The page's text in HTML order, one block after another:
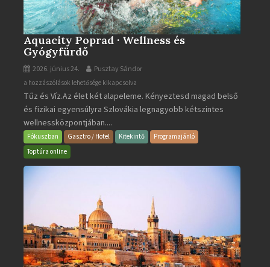
Aquacity Poprad · Wellness és
Gyógyfürdő
2026. június 24. Pusztay Sándor
Aquacity
Poprad
·
Wellness
és
Gyógyfürdő
a hozzászólások lehetősége kikapcsolva
Tűz és Víz.Az élet két alapeleme. Kényeztesd magad belső
és fizikai egyensúlyra Szlovákia legnagyobb kétszintes
wellnessközpontjában....
Fókuszban Gasztro / Hotel Kitekintő
Programajánló
Toptúra online